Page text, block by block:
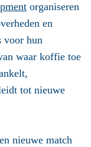
organiseren
en
voor hun
waar koffie toe
tot nieuwe
nieuwe match